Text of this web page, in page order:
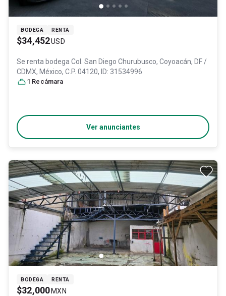
BODEGA RENTA
$34,452USD
Se renta bodega Col. San Diego Churubusco, Coyoacán, DF /
CDMX, México, C.P. 04120, ID: 31534996
1 Recámara
Ver anunciantes
BODEGA RENTA
$32,000 MXN